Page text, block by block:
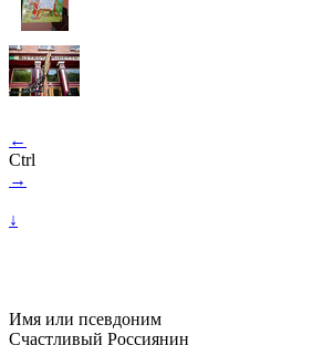
←
Ctrl
→
↓
Имя или псевдоним
Счастливый Россиянин